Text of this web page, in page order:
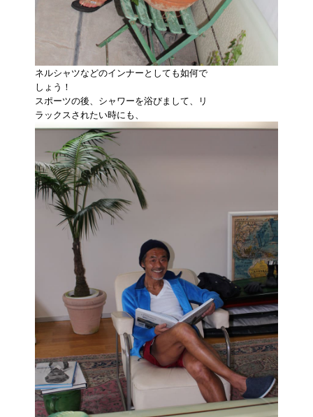
ネルシャツなどのインナーとしても如何で
しょう！
スポーツの後、シャワーを浴びまして、リ
ラックスされたい時にも、